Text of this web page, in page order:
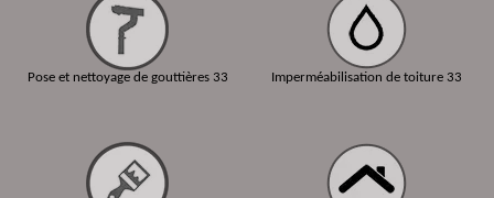
Pose et nettoyage de gouttières 33 Imperméabilisation de toiture 33